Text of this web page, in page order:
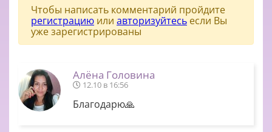
Чтобы написать комментарий пройдите
регистрацию или авторизуйтесь если Вы
уже зарегистрированы
Алёна Головина
12.10 в 16:56
Благодарю🙏